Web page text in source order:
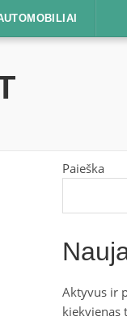
Paieška
Aktyvus ir
kiekvienas